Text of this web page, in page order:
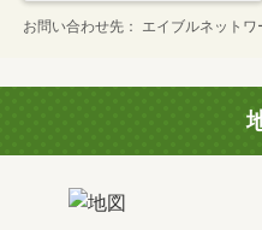
お問い合わせ先 エイブルネットワ